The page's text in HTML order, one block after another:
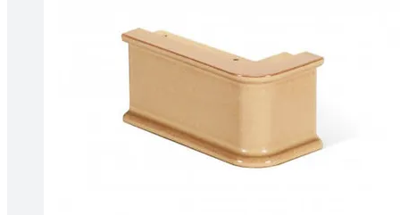
Tartus kivi töötlemine
Tähe 127E, Tartu
vaino@raidkivi.ee
E-R 09:00–17:00